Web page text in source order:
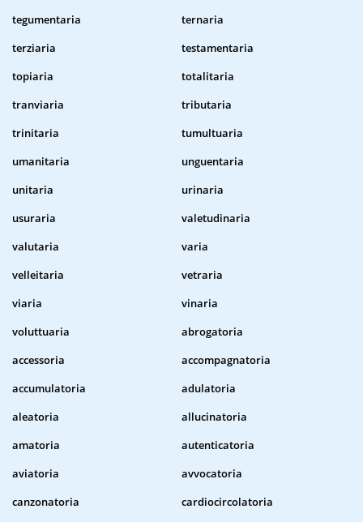
tegumentaria
ternaria
terziaria
testamentaria
topiaria
totalitaria
tranviaria
tributaria
trinitaria
tumultuaria
umanitaria
unguentaria
unitaria
urinaria
usuraria
valetudinaria
valutaria
varia
velleitaria
vetraria
viaria
vinaria
voluttuaria
abrogatoria
accessoria
accompagnatoria
accumulatoria
adulatoria
aleatoria
allucinatoria
amatoria
autenticatoria
aviatoria
avvocatoria
canzonatoria
cardiocircolatoria